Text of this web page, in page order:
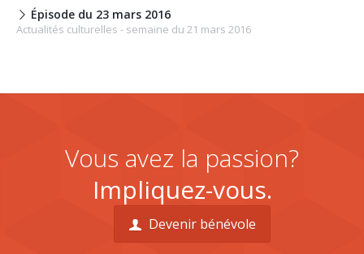
Épisode du 23 mars 2016
Actualités culturelles - semaine du 21 mars 2016
Vous avez la passion?
Impliquez-vous.
Devenir bénévole